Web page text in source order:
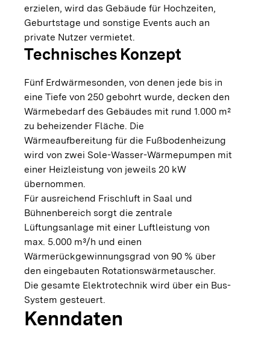
erzielen, wird das Gebäude für Hochzeiten,
Geburtstage und sonstige Events auch an
private Nutzer vermietet.
Technisches Konzept
Fünf Erdwärmesonden, von denen jede bis in
eine Tiefe von 250 gebohrt wurde, decken den
Wärmebedarf des Gebäudes mit rund 1.000 m²
zu beheizender Fläche. Die
Wärmeaufbereitung für die Fußbodenheizung
wird von zwei Sole-Wasser-Wärmepumpen mit
einer Heizleistung von jeweils 20 kW
übernommen.
Für ausreichend Frischluft in Saal und
Bühnenbereich sorgt die zentrale
Lüftungsanlage mit einer Luftleistung von
max. 5.000 m³/h und einen
Wärmerückgewinnungsgrad von 90 % über
den eingebauten Rotationswärmetauscher.
Die gesamte Elektrotechnik wird über ein Bus-
System gesteuert.
Kenndaten